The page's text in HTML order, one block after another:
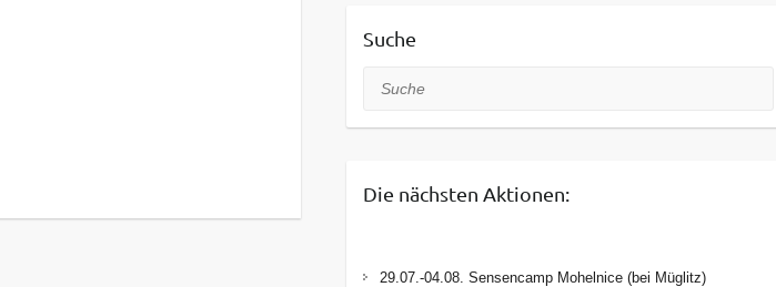
Suche
Suche
Die nächsten Aktionen:
29.07.-04.08. Sensencamp Mohelnice (bei Müglitz)